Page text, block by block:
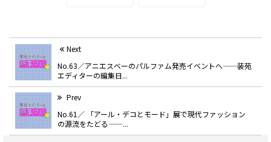
Next
No.63／アニエスべーのパルファム発売イベントへ——装苑
エディターの編集日...
Prev
No.61／ 「アール・デコとモード」展で現代ファッション
の源流をたどる——...